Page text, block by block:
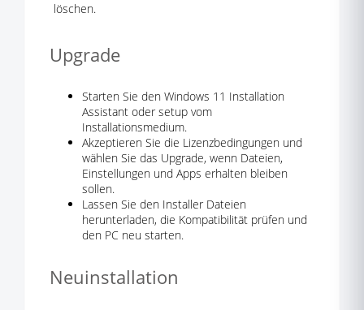
löschen.
Upgrade
Starten Sie den Windows 11 Installation
Assistant oder setup vom
Installationsmedium.
Akzeptieren Sie die Lizenzbedingungen und
wählen Sie das Upgrade, wenn Dateien,
Einstellungen und Apps erhalten bleiben
sollen.
Lassen Sie den Installer Dateien
herunterladen, die Kompatibilität prüfen und
den PC neu starten.
Neuinstallation